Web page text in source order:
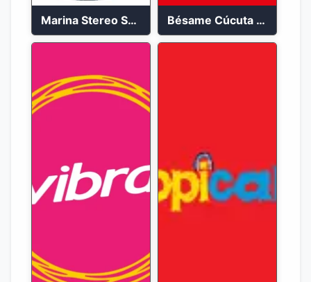
Marina Stereo San Andres 94.5 FM Bésame Cúcuta en vivo 2023